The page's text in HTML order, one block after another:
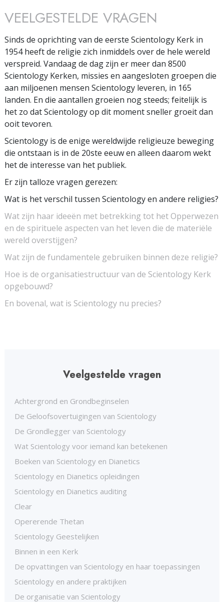
VEELGESTELDE VRAGEN
Sinds de oprichting van de eerste Scientology Kerk in
1954 heeft de religie zich inmiddels over de hele wereld
verspreid. Vandaag de dag zijn er meer dan 8500
Scientology Kerken, missies en aangesloten groepen die
aan miljoenen mensen Scientology leveren, in 165
landen. En die aantallen groeien nog steeds; feitelijk is
het zo dat Scientology op dit moment sneller groeit dan
ooit tevoren.
Scientology is de enige wereldwijde religieuze beweging
die ontstaan is in de 20ste eeuw en alleen daarom wekt
het de interesse van het publiek.
Er zijn talloze vragen gerezen:
Wat is het verschil tussen Scientology en andere religies?
Wat zijn haar ideeën met betrekking tot het Opperwezen
en de spirituele aspecten van het leven die de materiële
wereld overstijgen?
Wat zijn de fundamentele gebruiken binnen deze religie?
Hoe is de organisatiestructuur van de Scientology Kerk
opgebouwd?
En bovenal, wat is Scientology nu precies?
Veelgestelde vragen
Achtergrond en Grondbeginselen
De Geloofsovertuigingen van Scientology
De Grondlegger van Scientology
Wat Scientology voor iemand kan betekenen
Boeken van Scientology en Dianetics
Scientology en Dianetics opleidingen
Scientology en Dianetics auditing
Clear
Opererende Thetan
Scientology Geestelijken
Binnen in een Kerk
De opvattingen van Scientology en haar toepassingen
Scientology en andere praktijken
De organisatie van Scientology